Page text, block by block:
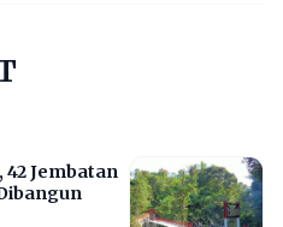
Jembatan